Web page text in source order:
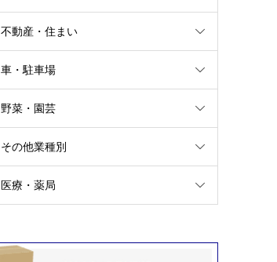
不動産・住まい
車・駐車場
野菜・園芸
その他業種別
医療・薬局